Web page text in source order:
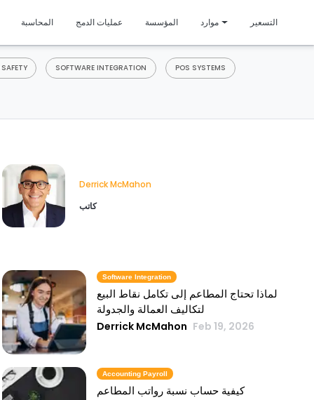
المحاسبة عمليات الدمج المؤسسة موارد التسعير
SOFTWARE INTEGRATION POS SYSTEMS
Derrick McMahon
كاتب
Software Integration
لماذا تحتاج المطاعم إلى تكامل نقاط البيع
لتكاليف العمالة والجدولة
Derrick McMahon Feb 19, 2026
Accounting Payroll
كيفية حساب نسبة رواتب المطاعم